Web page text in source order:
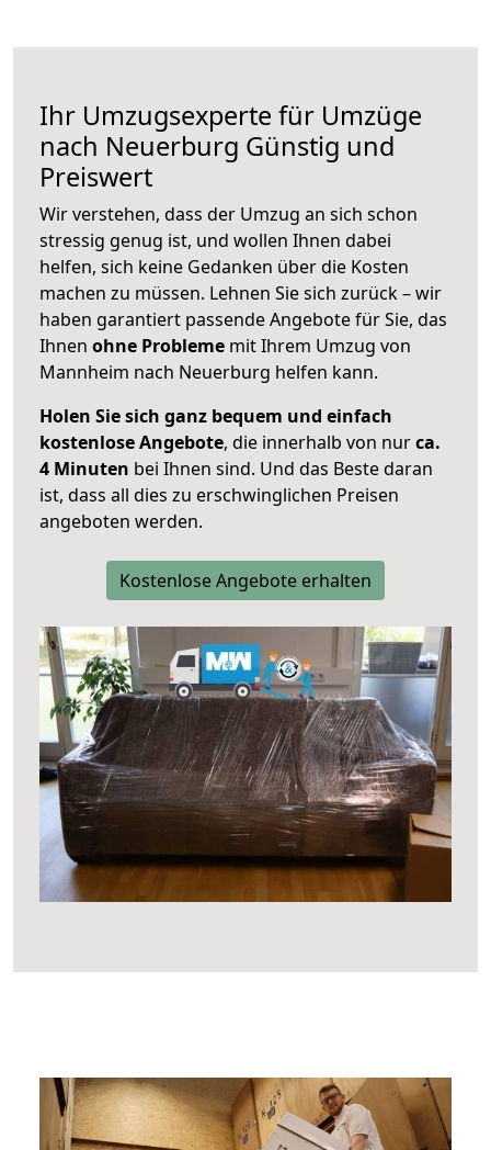
Ihr Umzugsexperte für Umzüge
nach Neuerburg Günstig und
Preiswert
Wir verstehen, dass der Umzug an sich schon
stressig genug ist, und wollen Ihnen dabei
helfen, sich keine Gedanken über die Kosten
machen zu müssen. Lehnen Sie sich zurück – wir
haben garantiert passende Angebote für Sie, das
Ihnen ohne Probleme mit Ihrem Umzug von
Mannheim nach Neuerburg helfen kann.
Holen Sie sich ganz bequem und einfach
kostenlose Angebote, die innerhalb von nurca.
4 Minuten bei Ihnen sind. Und das Beste daran
ist, dass all dies zu erschwinglichen Preisen
angeboten werden.
Kostenlose Angebote erhalten